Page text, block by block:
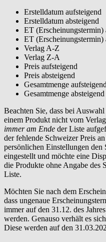
Erstelldatum aufsteigend
Erstelldatum absteigend
ET (Erscheinungstermin)
ET (Erscheinungstermin)
Verlag A-Z
Verlag Z-A
Preis aufsteigend
Preis absteigend
Gesamtmenge aufsteigend
Gesamtmenge absteigend
Beachten Sie, dass bei
einem Produkt nicht vom
immer am Ende der Liste
der fehlende Schweizer Preis
persönlichen Einstellungen den
eingestellt und möchte eine
die Produkte ohne Angabe des
Liste.
Möchten Sie nach dem
dass ungenaue
immer auf den 31.12. des
werden. Genauso verhält es
Diese werden auf den